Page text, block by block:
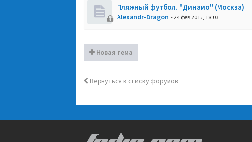
Пляжный футбол. "Динамо" (Москва)
Alexandr-Dragon - 24 фев 2012, 18:03
Новая тема
Вернуться к списку форумов